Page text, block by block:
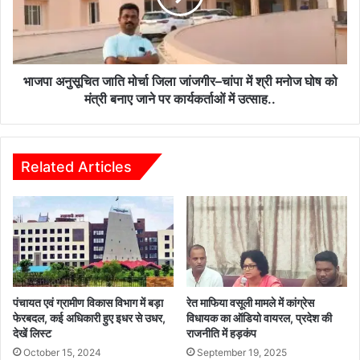
द्भा
ना
हैं
जें
द्र
या
द
व
चि
जा
जां
ज
गी
र
–
चां
पा
में
श्री
म
नो
ज
भाजपा अनुसूचित जाति मोर्चा जिला जांजगीर–चांपा में श्री मनोज घोष को
मंत्री बनाए जाने पर कार्यकर्ताओं में उत्साह..
Related Articles
पंचायत एवं ग्रामीण विकास विभाग में बड़ा
फेरबदल, कई अधिकारी हुए इधर से उधर,
देखें लिस्ट
October 15, 2024
रेत माफिया वसूली मामले में कांग्रेस
विधायक का ऑडियो वायरल, प्रदेश की
राजनीति में हड़कंप
September 19, 2025